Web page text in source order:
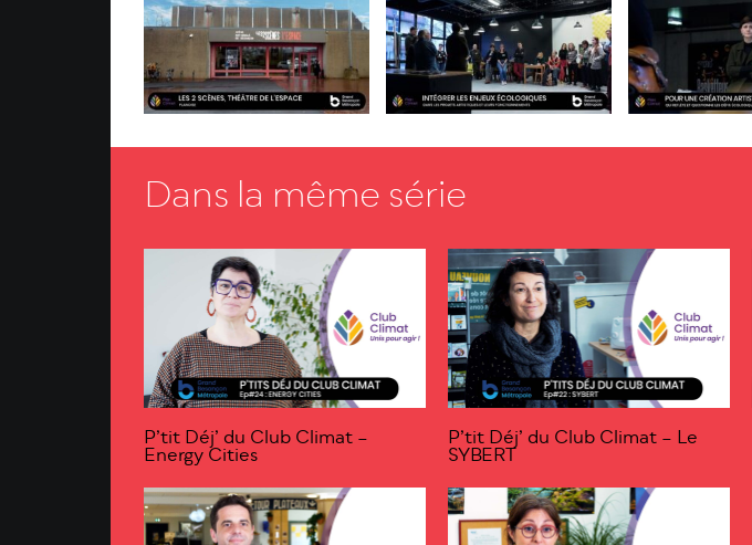
Dans la même série
P’tit Déj’ du Club Climat –
Energy Cities
P’tit Déj’ du Club Climat – Le
SYBERT